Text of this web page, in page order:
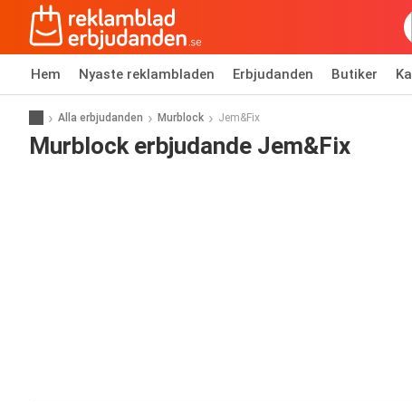
Hem Nyaste reklambladen Erbjudanden Butiker
Alla erbjudanden Murblock Jem&Fix
Murblock erbjudande Jem&Fix